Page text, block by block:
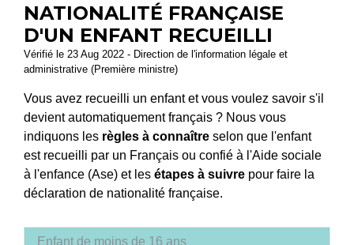
NATIONALITÉ FRANÇAISE
D'UN ENFANT RECUEILLI
Vérifié le 23 Aug 2022 - Direction de l'information légale et
administrative (Première ministre)
Vous avez recueilli un enfant et vous voulez savoir s'il
devient automatiquement français ? Nous vous
indiquons les règles à connaître selon que l'enfant
est recueilli par un Français ou confié à l'Aide sociale
à l'enfance (Ase) et les étapes à suivre pour faire la
déclaration de nationalité française.
Enfant de moins de 16 ans